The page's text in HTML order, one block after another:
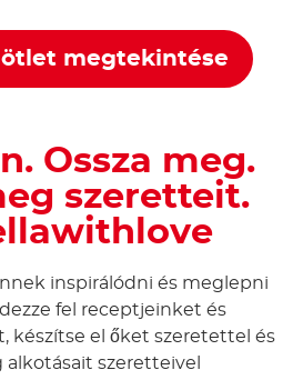
ötlet megtekintése
Ossza meg.
szeretteit.
inspirálódni és meglepni
fel receptjeinket és
készítse el őket szeretettel és
alkotásait szeretteivel